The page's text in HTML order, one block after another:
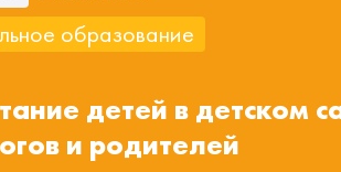
образование
детей в детском
и родителей